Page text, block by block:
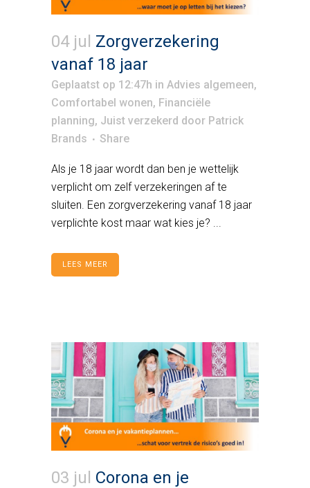
04 jul Zorgverzekering
vanaf 18 jaar
Geplaatst op 12:47h in Advies algemeen,
Comfortabel wonen, Financiële
planning, Juist verzekerd door Patrick
Brands
Share
Als je 18 jaar wordt dan ben je wettelijk
verplicht om zelf verzekeringen af te
sluiten. Een zorgverzekering vanaf 18 jaar
verplichte kost maar wat kies je? ...
LEES MEER
03 jul Corona en je